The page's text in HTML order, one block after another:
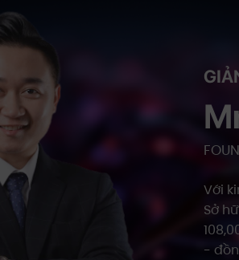
Với
Sở
-